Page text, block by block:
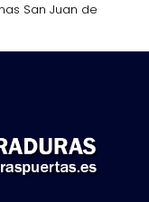
San Juan de